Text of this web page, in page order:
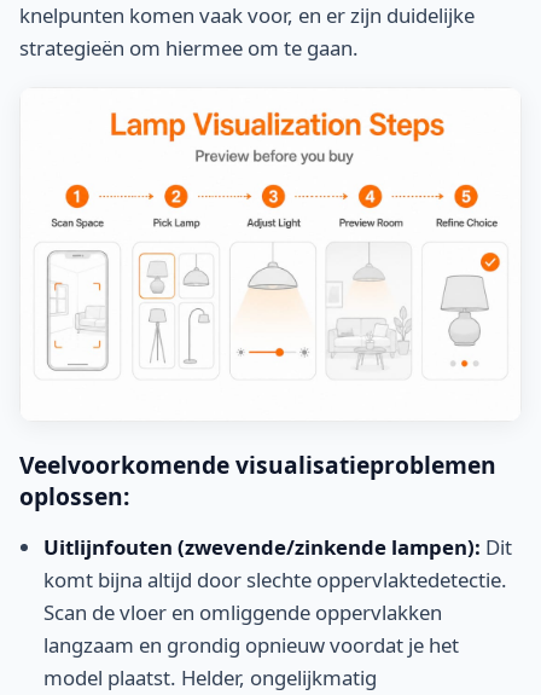
knelpunten komen vaak voor, en er zijn duidelijke
strategieën om hiermee om te gaan.
Veelvoorkomende visualisatieproblemen
oplossen:
Uitlijnfouten (zwevende/zinkende lampen): Dit
komt bijna altijd door slechte oppervlaktedetectie.
Scan de vloer en omliggende oppervlakken
langzaam en grondig opnieuw voordat je het
model plaatst. Helder, ongelijkmatig